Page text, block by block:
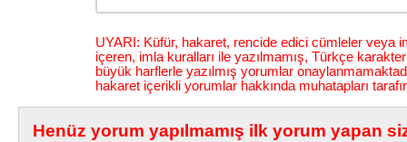
UYARI: Küfür, hakaret, rencide edici cümleler veya
içeren, imla kuralları ile yazılmamış, Türkçe
büyük harflerle yazılmış yorumlar
hakaret içerikli yorumlar hakkında muhatapları
Henüz yorum yapılmamış ilk yorum yapan